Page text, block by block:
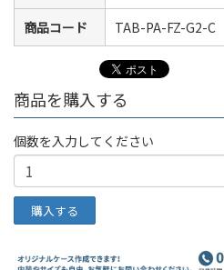
商品コード TAB-PA-FZ-G2-C
商品を購入する
個数を入力してください